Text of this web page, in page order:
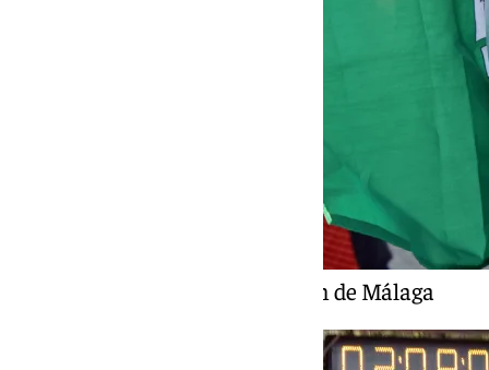
Un momento de la Maratón de Málaga